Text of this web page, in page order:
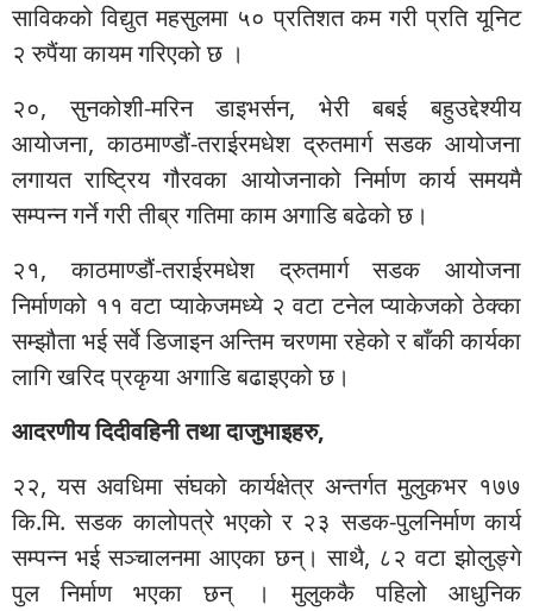
साविकको विद्युत महसुलमा ५० प्रतिशत कम गरी प्रति यूनिट
२ रुपैंया कायम गरिएको छ ।
२०, सुनकोशी-मरिन डाइभर्सन, भेरी बबई बहुउद्देश्यीय
आयोजना, काठमाण्डौं-तराईरमधेश द्रुतमार्ग सडक आयोजना
लगायत राष्ट्रिय गौरवका आयोजनाको निर्माण कार्य समयमै
सम्पन्न गर्ने गरी तीब्र गतिमा काम अगाडि बढेको छ।
२१, काठमाण्डौं-तराईरमधेश द्रुतमार्ग सडक आयोजना
निर्माणको ११ वटा प्याकेजमध्ये २ वटा टनेल प्याकेजको ठेक्का
सम्झौता भई सर्वे डिजाइन अन्तिम चरणमा रहेको र बाँकी कार्यका
लागि खरिद प्रकृया अगाडि बढाइएको छ।
आदरणीय दिदीवहिनी तथा दाजुभाइहरु,
२२, यस अवधिमा संघको कार्यक्षेत्र अन्तर्गत मुलुकभर १७७
कि.मि. सडक कालोपत्रे भएको र २३ सडक-पुलनिर्माण कार्य
सम्पन्न भई सञ्चालनमा आएका छन्। साथै, ८२ वटा झोलुङ्गे
पुल निर्माण भएका छन् । मुलुककै पहिलो आधुनिक